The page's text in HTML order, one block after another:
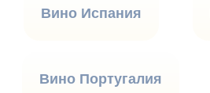
Вино Испания
Вино Португалия